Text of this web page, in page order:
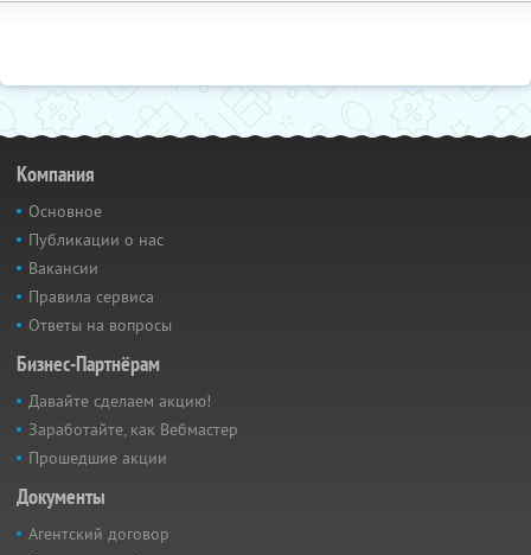
Компания
Основное
Публикации о нас
Вакансии
Правила сервиса
Ответы на вопросы
Бизнес-Партнёрам
Давайте сделаем акцию!
Заработайте, как Вебмастер
Прошедшие акции
Документы
Агентский договор